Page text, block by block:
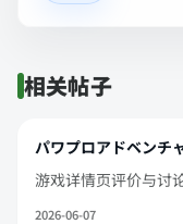
相关帖子
パワプロアドベンチ
游戏详情页评价与讨
2026-06-07